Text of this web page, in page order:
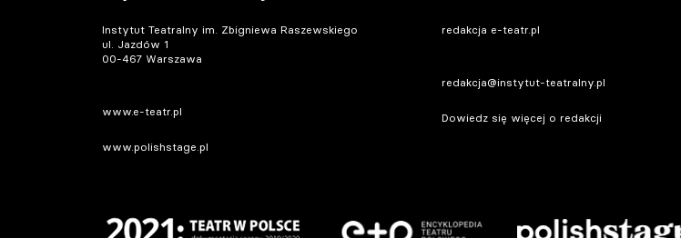
Instytut Teatralny im. Zbigniewa Raszewskiego
ul. Jazdów 1
00-467 Warszawa
www.e-teatr.pl
www.polishstage.pl
redakcja e-teatr.pl
redakcja@instytut-teatralny.pl
Dowiedz się więcej o redakcji